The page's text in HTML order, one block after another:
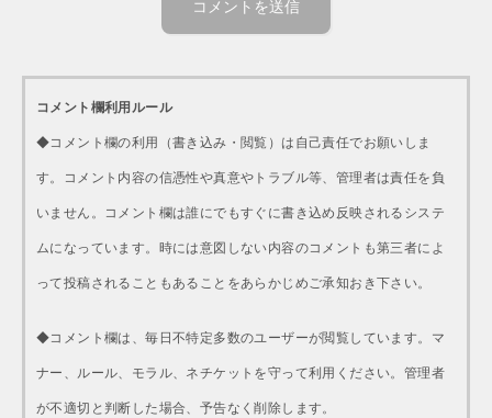
コメント欄利用ルール
◆コメント欄の利用（書き込み・閲覧）は自己責任でお願いしま
す。コメント内容の信憑性や真意やトラブル等、管理者は責任を負
いません。コメント欄は誰にでもすぐに書き込め反映されるシステ
ムになっています。時には意図しない内容のコメントも第三者によ
って投稿されることもあることをあらかじめご承知おき下さい。
◆コメント欄は、毎日不特定多数のユーザーが閲覧しています。マ
ナー、ルール、モラル、ネチケットを守って利用ください。管理者
が不適切と判断した場合、予告なく削除します。